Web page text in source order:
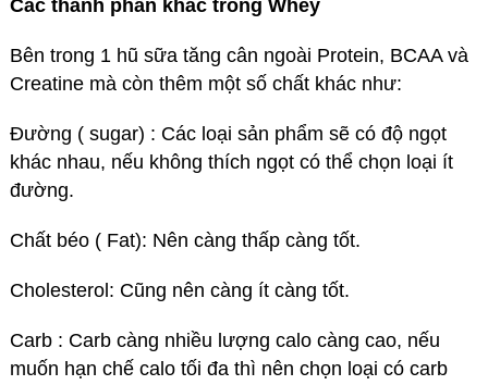
Các thành phần khác trong Whey
Bên trong 1 hũ sữa tăng cân ngoài Protein, BCAA và
Creatine mà còn thêm một số chất khác như:
Đường ( sugar) : Các loại sản phẩm sẽ có độ ngọt
khác nhau, nếu không thích ngọt có thể chọn loại ít
đường.
Chất béo ( Fat): Nên càng thấp càng tốt.
Cholesterol: Cũng nên càng ít càng tốt.
Carb : Carb càng nhiều lượng calo càng cao, nếu
muốn hạn chế calo tối đa thì nên chọn loại có carb